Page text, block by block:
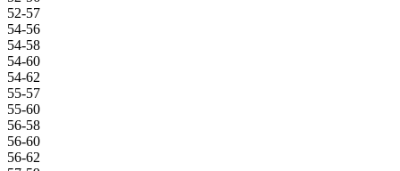
52-57
54-56
54-58
54-60
54-62
55-57
55-60
56-58
56-60
56-62